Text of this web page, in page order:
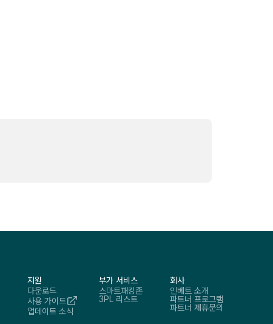
지원
다운로드
사용 가이드
업데이트 소식
부가 서비스
스마트패킹존
3PL 리스트
회사
인베트 소개
파트너 프로그램
파트너 제휴문의